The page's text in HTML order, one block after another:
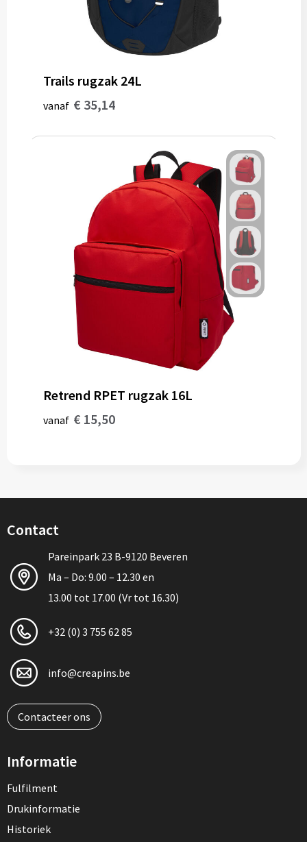
Trails rugzak 24L
vanaf € 35,14
Retrend RPET rugzak 16L
vanaf € 15,50
Contact
Pareinpark 23 B-9120 Beveren
Ma – Do: 9.00 – 12.30 en
13.00 tot 17.00 (Vr tot 16.30)
+32 (0) 3 755 62 85
info@creapins.be
Contacteer ons
Informatie
Fulfilment
Drukinformatie
Historiek